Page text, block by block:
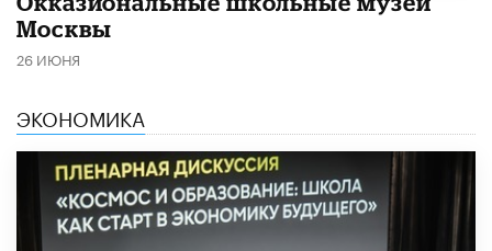
Москвы
26 ИЮНЯ
ЭКОНОМИКА